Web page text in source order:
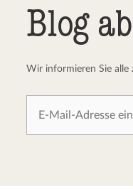
Blog
Wir informieren Sie alle